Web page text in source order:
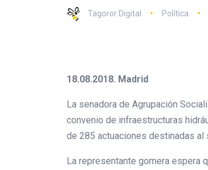
Tagoror Digital Política
18.08.2018. Madrid
La senadora de Agrupación
convenio de infraestructuras
de 285 actuaciones destinadas al
La representante gomera espera